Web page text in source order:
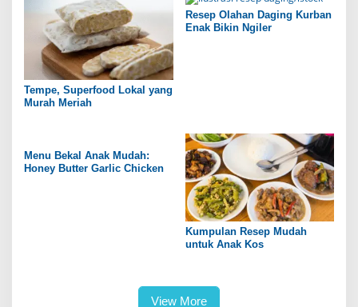
Tempe, Superfood Lokal yang
Murah Meriah
Resep Olahan Daging Kurban
Enak Bikin Ngiler
Menu Bekal Anak Mudah:
Honey Butter Garlic Chicken
Kumpulan Resep Mudah
untuk Anak Kos
View More